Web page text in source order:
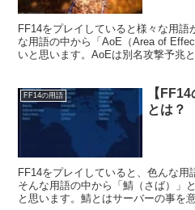
FF14をプレイしていると様々な用
な用語の中から「AoE（Area of
いと思います。AoEは別名攻撃予兆
FF14の用語
【
とは？
FF14をプレイしていると、色んな
そんな用語の中から「鯖（さば）」
と思います。鯖とはサーバーの事を